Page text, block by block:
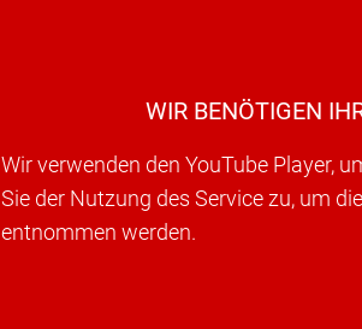
WIR BENÖTIGEN
Wir verwenden den YouTube Player,
Sie der Nutzung des Service zu, um
entnommen werden.